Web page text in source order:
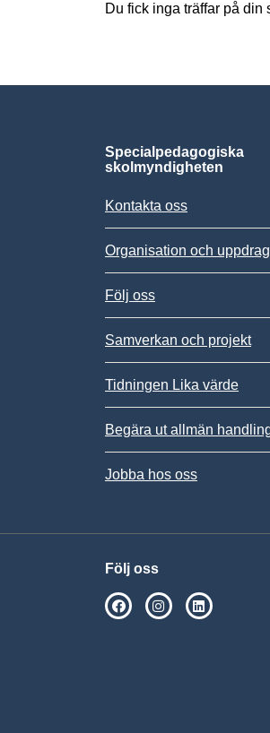
Du fick inga träffar på din
Specialpedagogiska
skolmyndigheten
Kontakta oss
Organisation och uppdrag
Följ oss
Samverkan och projekt
Tidningen Lika värde
Begära ut allmän
Jobba hos oss
Följ oss
SPSM på Facebook
SPSM på